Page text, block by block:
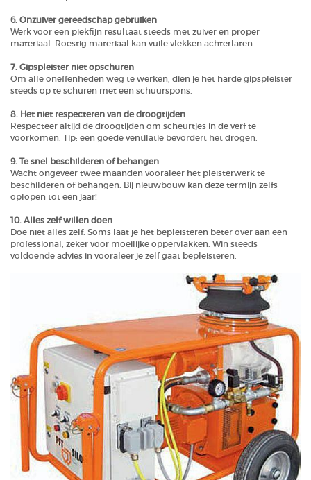
6. Onzuiver gereedschap gebruiken
Werk voor een piekfijn resultaat steeds met zuiver en proper
materiaal. Roestig materiaal kan vuile vlekken achterlaten.
7. Gipspleister niet opschuren
Om alle oneffenheden weg te werken, dien je het harde gipspleister
steeds op te schuren met een schuurspons.
8. Het niet respecteren van de droogtijden
Respecteer altijd de droogtijden om scheurtjes in de verf te
voorkomen. Tip: een goede ventilatie bevordert het drogen.
9. Te snel beschilderen of behangen
Wacht ongeveer twee maanden vooraleer het pleisterwerk te
beschilderen of behangen. Bij nieuwbouw kan deze termijn zelfs
oplopen tot een jaar!
10. Alles zelf willen doen
Doe niet alles zelf. Soms laat je het bepleisteren beter over aan een
professional, zeker voor moeilijke oppervlakken. Win steeds
voldoende advies in vooraleer je zelf gaat bepleisteren.